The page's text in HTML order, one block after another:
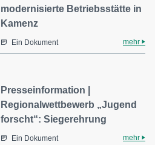
modernisierte Betriebsstätte in
Kamenz
Ein Dokument mehr
Presseinformation |
Regionalwettbewerb „Jugend
forscht“: Siegerehrung
Ein Dokument mehr